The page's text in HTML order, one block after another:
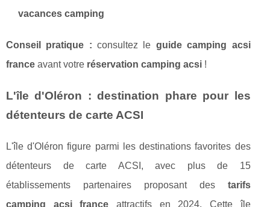
vacances camping
Conseil pratique : consultez le guide camping acsi
france avant votre réservation camping acsi !
L'île d'Oléron : destination phare pour les
détenteurs de carte ACSI
L'île d'Oléron figure parmi les destinations favorites des
détenteurs de carte ACSI, avec plus de 15
établissements partenaires proposant des tarifs
camping acsi france attractifs en 2024. Cette île